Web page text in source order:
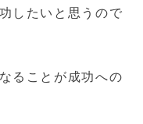
したいと思うので
ることが成功への